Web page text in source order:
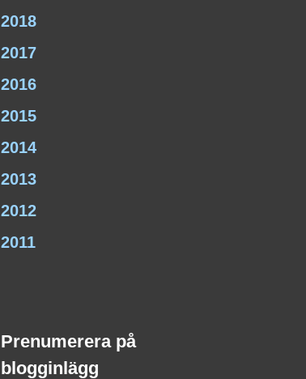
2018
2017
2016
2015
2014
2013
2012
2011
Prenumerera på
blogginlägg